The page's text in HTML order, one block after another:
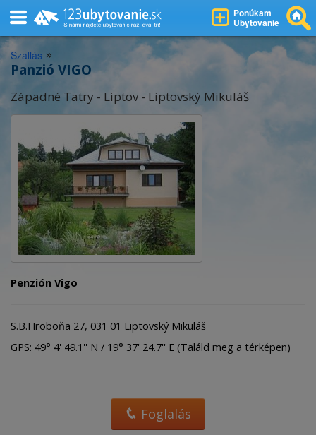
Ponúkam
Ubytovanie
Szallás »
Panzió VIGO
Západné Tatry - Liptov - Liptovský Mikuláš
Penzión Vigo
S.B.Hroboňa 27, 031 01 Liptovský Mikuláš
GPS: 49° 4' 49.1'' N / 19° 37' 24.7'' E (Találd meg a térképen)
Foglalás